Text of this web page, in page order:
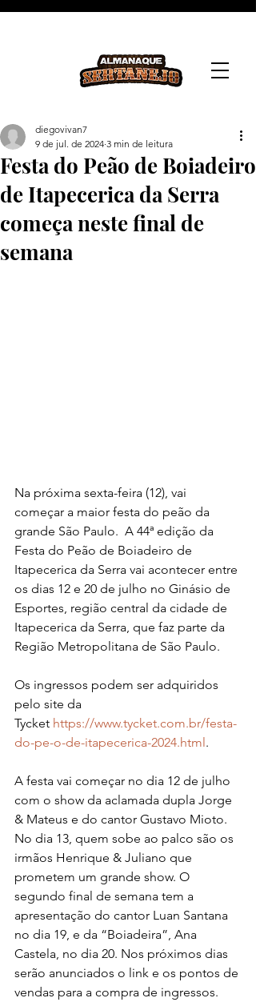
Festa do Peão de Boiadeiro
de Itapecerica da Serra
começa neste final de
semana
diegovivan7
9 de jul. de 2024 3 min de leitura
Na próxima sexta-feira (12), vai
começar a maior festa do peão da
grande São Paulo.  A 44ª edição da
Festa do Peão de Boiadeiro de
Itapecerica da Serra vai acontecer entre
os dias 12 e 20 de julho no Ginásio de
Esportes, região central da cidade de
Itapecerica da Serra, que faz parte da
Região Metropolitana de São Paulo.
Os ingressos podem ser adquiridos
pelo site da
Tycket https://www.tycket.com.br/festa-
do-pe-o-de-itapecerica-2024.html.
A festa vai começar no dia 12 de julho
com o show da aclamada dupla Jorge
& Mateus e do cantor Gustavo Mioto.
No dia 13, quem sobe ao palco são os
irmãos Henrique & Juliano que
prometem um grande show. O
segundo final de semana tem a
apresentação do cantor Luan Santana
no dia 19, e da “Boiadeira”, Ana
Castela, no dia 20. Nos próximos dias
serão anunciados o link e os pontos de
vendas para a compra de ingressos.